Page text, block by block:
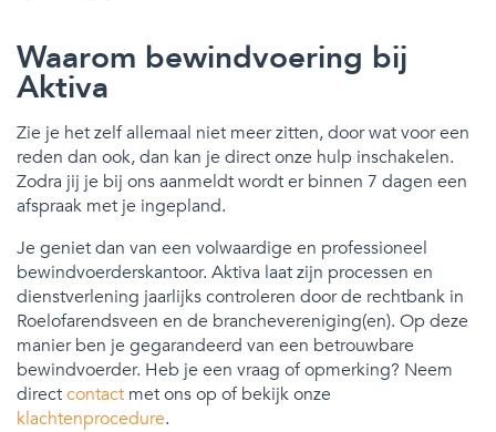
Waarom bewindvoering bij
Aktiva
Zie je het zelf allemaal niet meer zitten, door wat voor een
reden dan ook, dan kan je direct onze hulp inschakelen.
Zodra jij je bij ons aanmeldt wordt er binnen 7 dagen een
afspraak met je ingepland.
Je geniet dan van een volwaardige en professioneel
bewindvoerderskantoor. Aktiva laat zijn processen en
dienstverlening jaarlijks controleren door de rechtbank in
Roelofarendsveen en de branchevereniging(en). Op deze
manier ben je gegarandeerd van een betrouwbare
bewindvoerder. Heb je een vraag of opmerking? Neem
directcontact met ons op of bekijk onze
klachtenprocedure.